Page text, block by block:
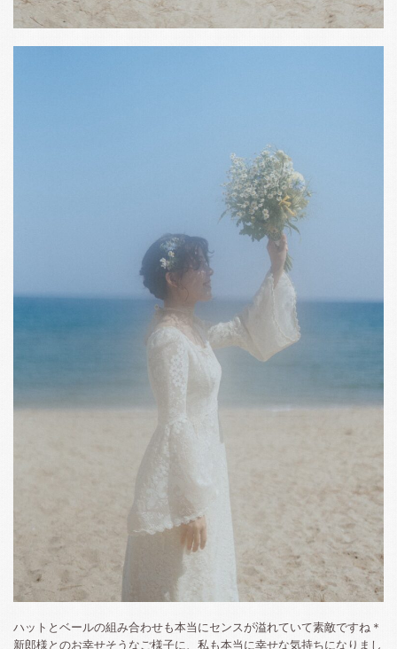
ハットとベールの組み合わせも本当にセンスが溢れていて素敵ですね＊
新郎様とのお幸せそうなご様子に、私も本当に幸せな気持ちになりまし